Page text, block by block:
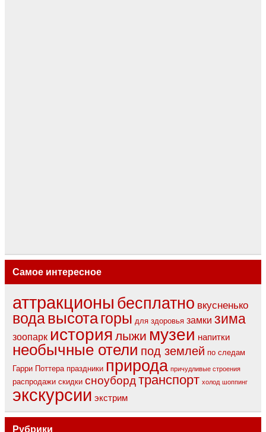
Самое интересное
аттракционы бесплатно вкусненько
водавысотагоры для здоровья замки зима
зоопарк история лыжи музеи напитки
необычные отели под землей по следам
Гарри Поттера праздники природа причудливые строения
распродажи скидки сноуборд транспорт холод шоппинг
экскурсии экстрим
Рубрики